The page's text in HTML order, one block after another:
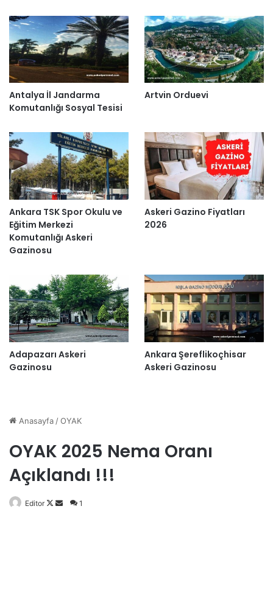
Antalya İl Jandarma
Komutanlığı Sosyal Tesisi
Artvin Orduevi
Ankara TSK Spor Okulu ve
Eğitim Merkezi
Komutanlığı Askeri
Gazinosu
Askeri Gazino Fiyatları
2026
Adapazarı Askeri
Gazinosu
Ankara Şereflikoçhisar
Askeri Gazinosu